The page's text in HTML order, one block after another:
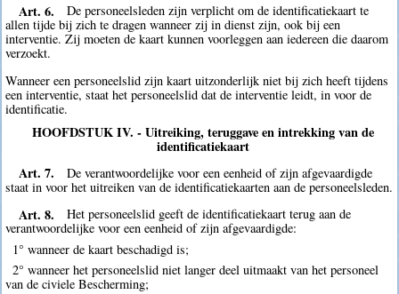
Art. 6.
De personeelsleden zijn verplicht om de identificatiekaart te
allen tijde bij zich te dragen wanneer zij in dienst zijn, ook bij een
interventie. Zij moeten de kaart kunnen voorleggen aan iedereen die daarom
verzoekt.
Wanneer een personeelslid zijn kaart uitzonderlijk niet bij zich heeft tijdens
een interventie, staat het personeelslid dat de interventie leidt, in voor de
identificatie.
HOOFDSTUK IV. - Uitreiking, teruggave en intrekking van de
identificatiekaart
Art. 7.
De verantwoordelijke voor een eenheid of zijn afgevaardigde
staat in voor het uitreiken van de identificatiekaarten aan de personeelsleden.
Art. 8.
Het personeelslid geeft de identificatiekaart terug aan de
verantwoordelijke voor een eenheid of zijn afgevaardigde:
1° wanneer de kaart beschadigd is;
2° wanneer het personeelslid niet langer deel uitmaakt van het personeel
van de civiele Bescherming;